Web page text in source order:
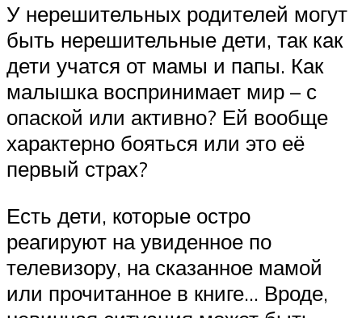
У нерешительных родителей могут
быть нерешительные дети, так как
дети учатся от мамы и папы. Как
малышка воспринимает мир – с
опаской или активно? Ей вообще
характерно бояться или это её
первый страх?
Есть дети, которые остро
реагируют на увиденное по
телевизору, на сказанное мамой
или прочитанное в книге… Вроде,